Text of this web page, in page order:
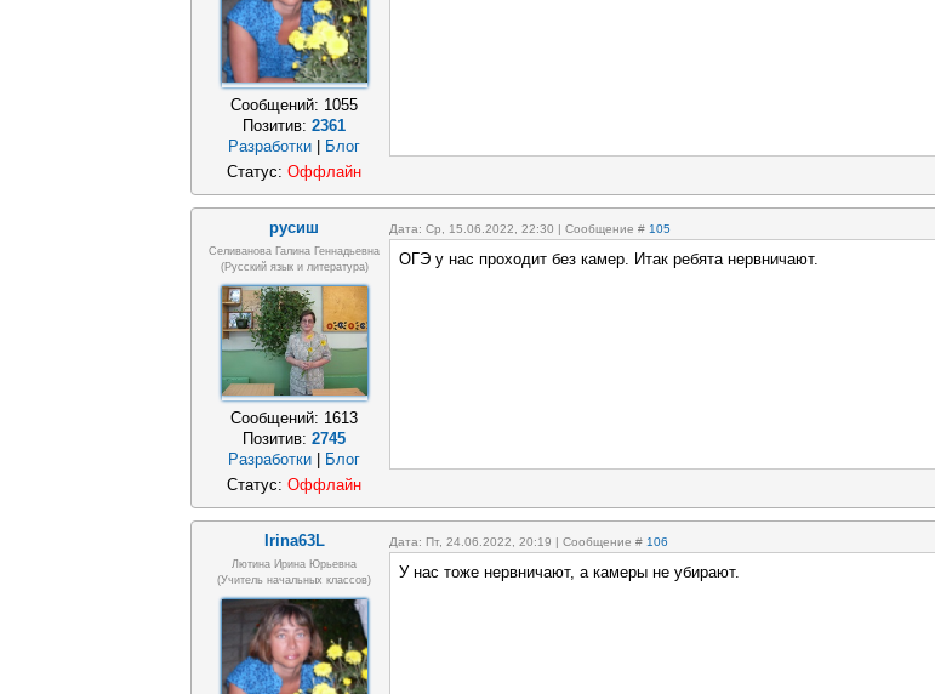
Сообщений: 1055
Позитив: 2361
Разработки | Блог
Статус: Оффлайн
русиш Дата: Ср, 15.06.2022, 22:30 | Сообщение # 105
Селиванова Галина Геннадьевна
(русский язык и литература)
Сообщений: 1613
Позитив: 2745
Разработки
Блог
ОГЭ у нас проходит без камер. Итак ребята нервничают.
Статус: Оффлайн
Irina63L Дата: Пт, 24.06.2022, 20:19 | Сообщение # 106
Лютина Ирина Юрьевна
(Учитель начальных классов)
У нас тоже нервничают, а камеры не убирают.